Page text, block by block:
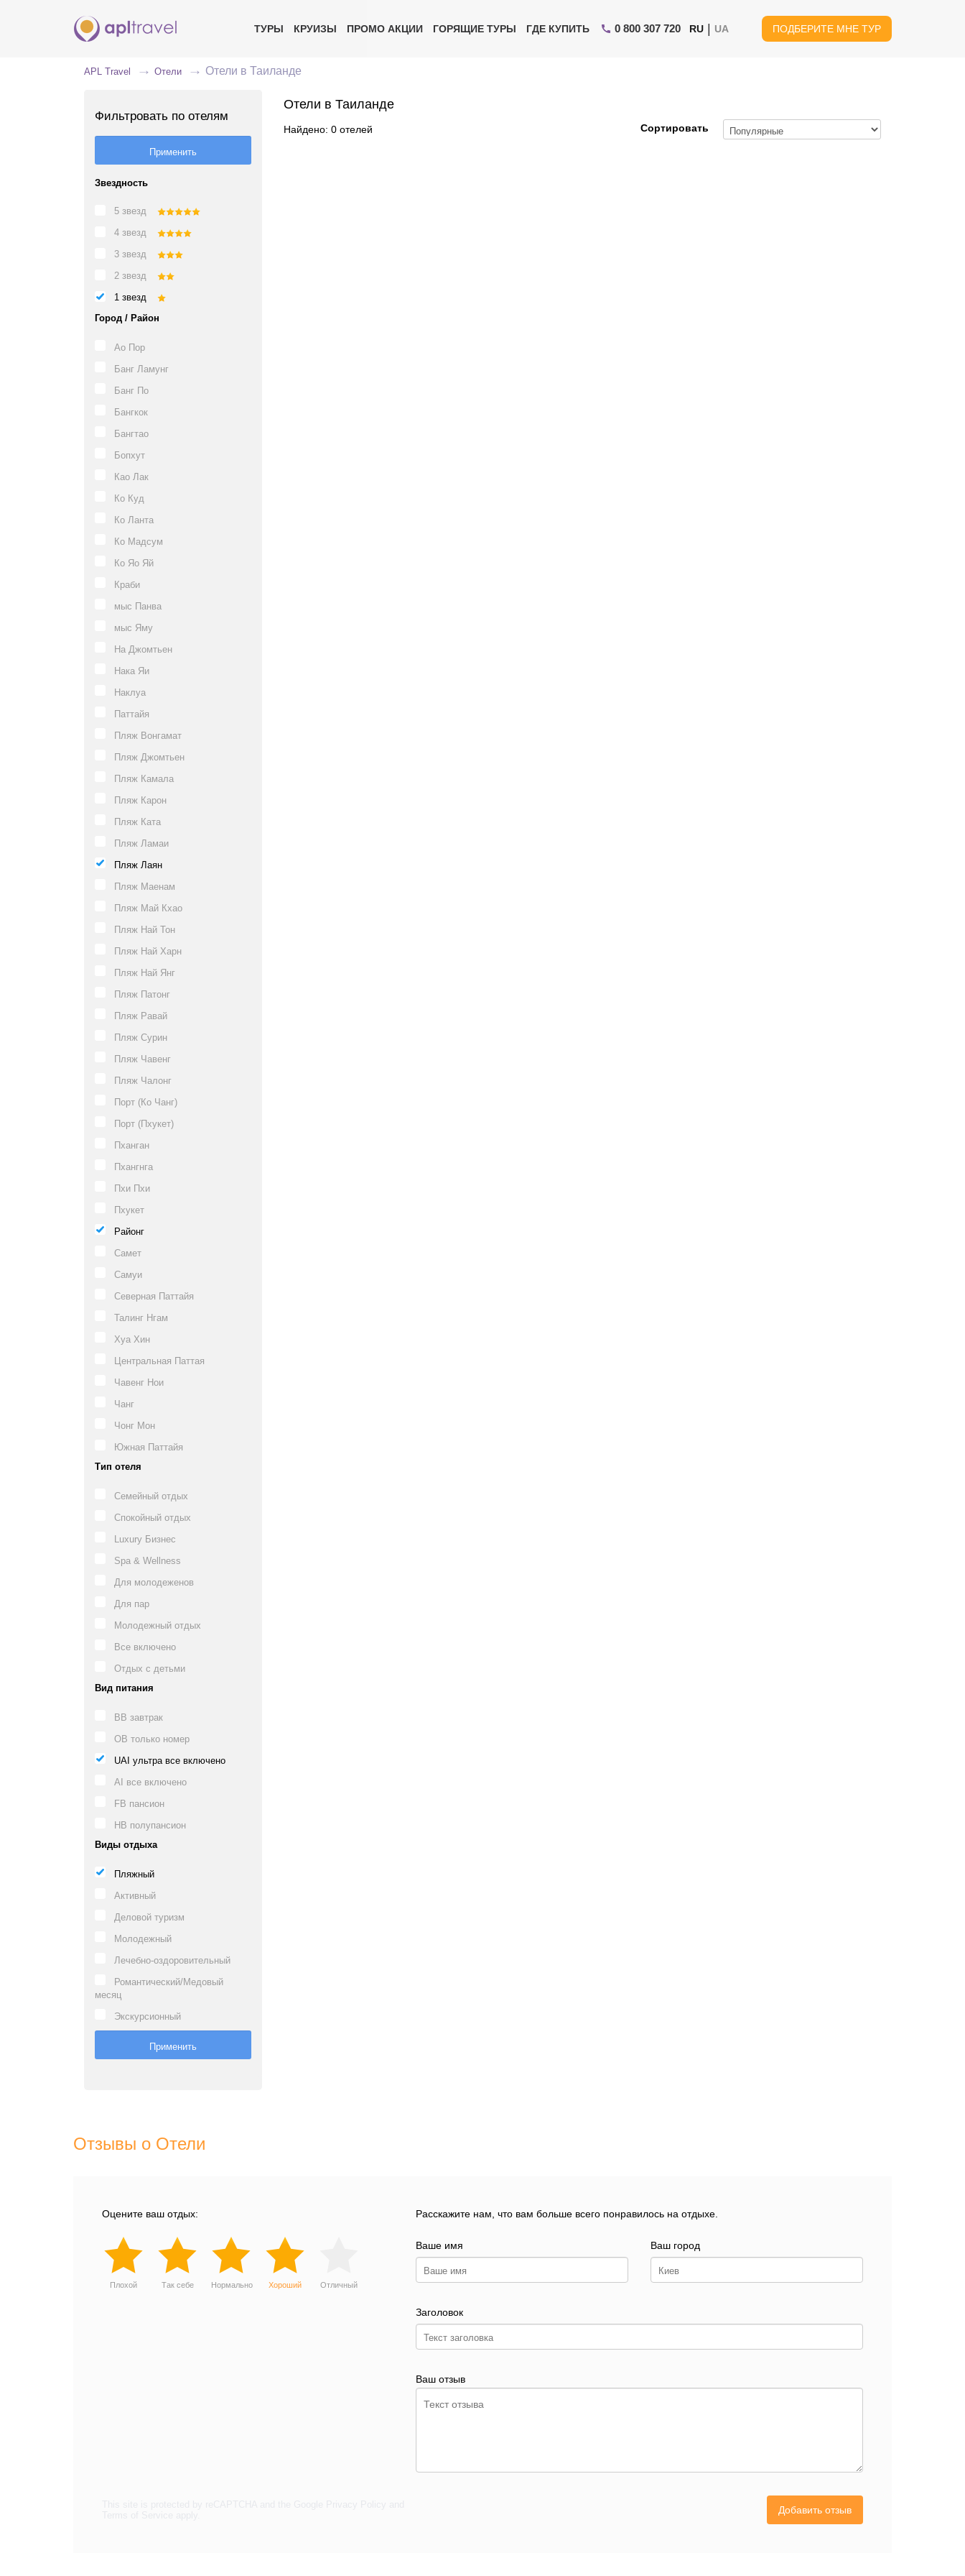
ТУРЫ КРУИЗЫ ПРОМО АКЦИИ ГОРЯЩИЕ ТУРЫ ГДЕ КУПИТЬ 0 800 307 720 RU | UA ПОДБЕРИТЕ МНЕ ТУР
APL Travel Отели Отели в Таиланде
Фильтровать по отелям
Звездность
5 звезд
4 звезд
3 звезд
2 звезд
1 звезд
Город / Район
Ао Пор
Банг Ламунг
Банг По
Бангкок
Бангтао
Бопхут
Као Лак
Ко Куд
Ко Ланта
Ко Мадсум
Ко Яо Яй
Краби
мыс Панва
мыс Яму
На Джомтьен
Нака Яи
Наклуа
Паттайя
Пляж Вонгамат
Пляж Джомтьен
Пляж Камала
Пляж Карон
Пляж Ката
Пляж Ламаи
Пляж Лаян
Пляж Маенам
Пляж Май Кхао
Пляж Най Тон
Пляж Най Харн
Пляж Най Янг
Пляж Патонг
Пляж Равай
Пляж Сурин
Пляж Чавенг
Пляж Чалонг
Порт (Ко Чанг)
Порт (Пхукет)
Пханган
Пхангнга
Пхи Пхи
Пхукет
Районг
Самет
Самуи
Северная Паттайя
Талинг Нгам
Хуа Хин
Центральная Паттая
Чавенг Нои
Чанг
Чонг Мон
Южная Паттайя
Тип отеля
Семейный отдых
Спокойный отдых
Luxury Бизнес
Spa & Wellness
Для молодеженов
Для пар
Молодежный отдых
Все включено
Отдых с детьми
Вид питания
BB завтрак
OB только номер
UAI ультра все включено
AI все включено
FB пансион
HB полупансион
Виды отдыха
Пляжный
Активный
Деловой туризм
Молодежный
Лечебно-оздоровительный
Романтический/Медовый
месяц
Экскурсионный
Отели в Таиланде
Найдено: 0 отелей Сортировать
Отзывы о Отели
Оцените ваш отдых:
Плохой Так себе Нормально Хороший Отличный
Расскажите нам, что вам больше всего понравилось на отдыхе.
Ваше имя Ваш город
Заголовок
Ваш отзыв
Добавить отзыв